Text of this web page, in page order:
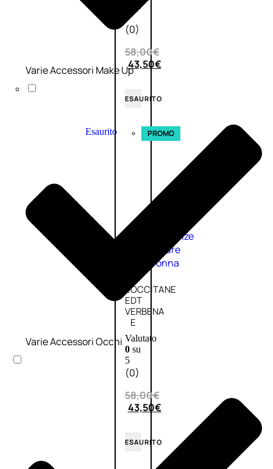
su
5
(0)
58,00€
43,50€
ESAURITO
Esaurito PROMO
Fragranze
Nature
Donna
L’OCCITANE
EDT
VERBENA
E
Valutato
0su
5
(0)
58,00€
43,50€
ESAURITO
Varie Accessori Make Up
Varie Accessori Occhi